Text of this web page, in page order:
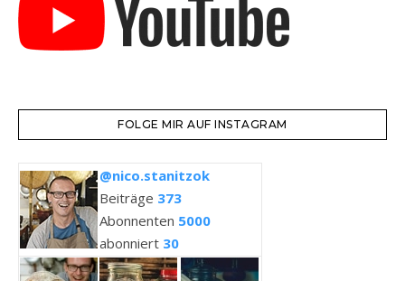
FOLGE MIR AUF INSTAGRAM
@nico.stanitzok
Beiträge 373
Abonnenten 5000
abonniert 30